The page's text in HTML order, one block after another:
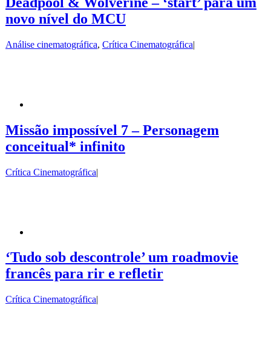
novo nível do MCU
Análise cinematográfica, Crítica Cinematográfica|
Missão impossível 7 – Personagem
conceitual* infinito
Crítica Cinematográfica|
‘Tudo sob descontrole’ um roadmovie
francês para rir e refletir
Crítica Cinematográfica|